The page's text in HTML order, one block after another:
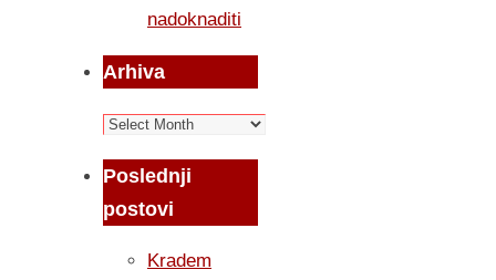
nadoknaditi
Arhiva
Arhiva
Poslednji
postovi
Kradem